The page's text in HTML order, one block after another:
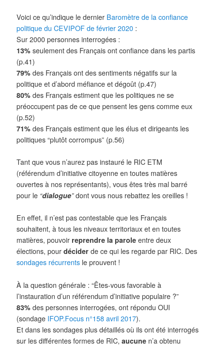
Voici ce qu’indique le dernier Baromètre de la confiance
politique du CEVIPOF de février 2020 :
Sur 2000 personnes interrogées :
13% seulement des Français ont confiance dans les partis
(p.41)
79% des Français ont des sentiments négatifs sur la
politique et d’abord méfiance et dégoût (p.47)
80%des Français estiment que les politiques ne se
préoccupent pas de ce que pensent les gens comme eux
(p.52)
71% des Français estiment que les élus et dirigeants les
politiques “plutôt corrompus” (p.56)
Tant que vous n’aurez pas instauré le RIC ETM
(référendum d’initiative citoyenne en toutes matières
ouvertes à nos représentants), vous êtes très mal barré
pour le “dialogue” dont vous nous rebattez les oreilles !
En effet, il n’est pas contestable que les Français
souhaitent, à tous les niveaux territoriaux et en toutes
matières, pouvoir reprendre la paroleentre deux
élections, pour déciderde ce qui les regarde par RIC. Des
sondages récurrents le prouvent !
À la question générale : “Êtes-vous favorable à
l’instauration d’un référendum d’initiative populaire ?”
83% des personnes interrogées, ont répondu OUI
(sondage IFOP.Focus n°158 avril 2017).
Et dans les sondages plus détaillés où ils ont été interrogés
sur les différentes formes de RIC,aucune n’a obtenu